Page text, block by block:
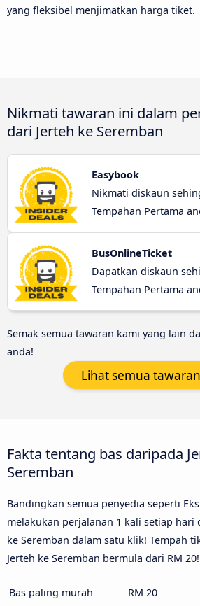
yang fleksibel menjimatkan harga tiket.
Nikmati tawaran ini dalam
dari Jerteh ke Seremban
Easybook
Nikmati diskaun
Tempahan Pertama
BusOnlineTicket
Dapatkan diskaun
Tempahan Pertama
Semak semua tawaran kami yang lain
anda!
Lihat semua
Fakta tentang bas daripada
Seremban
Bandingkan semua penyedia seperti
melakukan perjalanan 1 kali setiap hari
ke Seremban dalam satu klik! Tempah
Jerteh ke Seremban bermula dari RM 20!
Bas paling murah RM 20